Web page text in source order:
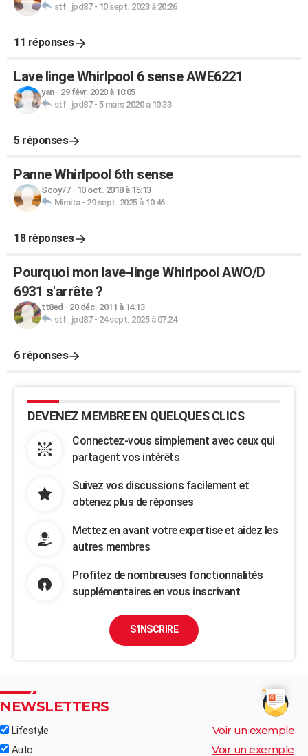
stf_jpd87- 10 sept. 2023 à 20:26
11 réponses
Lave linge Whirlpool 6 sense AWE6221
yan- 29 févr. 2020 à 10:05
stf_jpd87- 5 mars 2020 à 10:33
5 réponses
Panne Whirlpool 6th sense
Scoy77- 10 oct. 2018 à 15:13
Mimita- 29 sept. 2025 à 10:46
18 réponses
Pourquoi mon lave-linge Whirlpool AWO/D
6931 s'arrête ?
tt8ed - 20 déc. 2011 à 14:13
stf_jpd87- 24 sept. 2025 à 07:24
6 réponses
DEVENEZ MEMBRE EN QUELQUES CLICS
Connectez-vous simplement avec ceux qui
partagent vos intérêts
Suivez vos discussions facilement et
obtenez plus de réponses
Mettez en avant votre expertise et aidez les
autres membres
Profitez de nombreuses fonctionnalités
supplémentaires en vous inscrivant
S'INSCRIRE
NEWSLETTERS
Lifestyle Voir un exemple
Auto Voir un exemple